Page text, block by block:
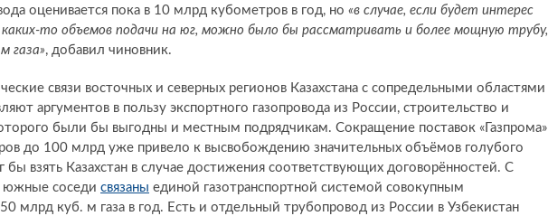
оценивается пока в 10 млрд кубометров в год, но «в случае, если будет интерес
то объемов подачи на юг, можно было бы рассматривать и более мощную трубу,
газа», добавил чиновник.
связи восточных и северных регионов Казахстана с сопредельными областями
аргументов в пользу экспортного газопровода из России, строительство и
были бы выгодны и местным подрядчикам. Сокращение поставок «Газпрома»
до 100 млрд уже привело к высвобождению значительных объёмов голубого
бы взять Казахстан в случае достижения соответствующих договорённостей. С
южные соседи связаны единой газотранспортной системой совокупным
млрд куб. м газа в год. Есть и отдельный трубопровод из России в Узбекистан